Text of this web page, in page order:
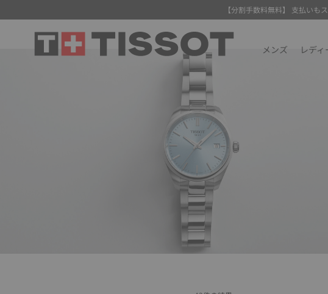
【分割手数料無料】 支払いも
メンズ レディ